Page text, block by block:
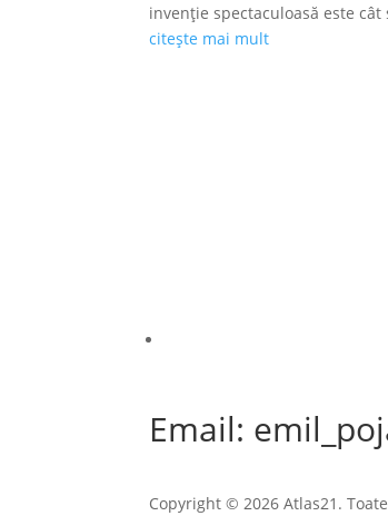
invenție spectaculoasă este
citește mai mult
Email:
Copyright © 2026 Atlas21.